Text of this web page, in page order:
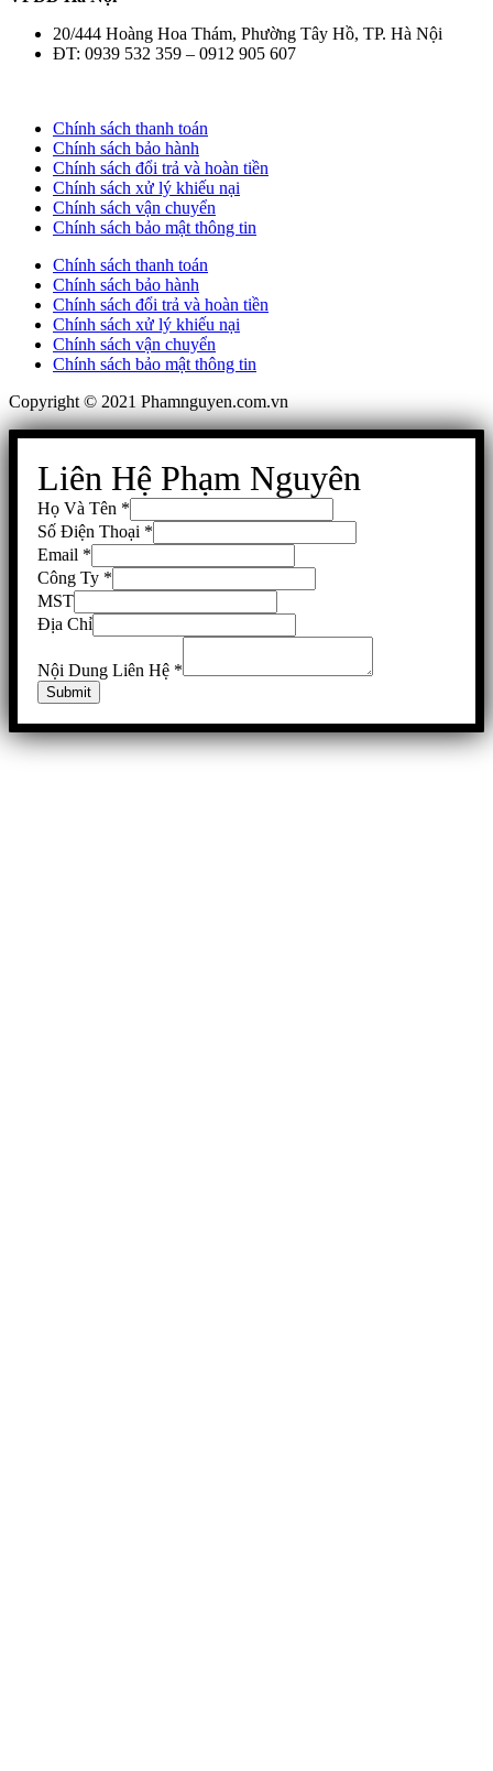
20/444 Hoàng Hoa Thám, Phường Tây Hồ, TP. Hà Nội
ĐT: 0939 532 359 – 0912 905 607
Chính sách thanh toán
Chính sách bảo hành
Chính sách đổi trả và hoàn tiền
Chính sách xử lý khiếu nại
Chính sách vận chuyển
Chính sách bảo mật thông tin
Chính sách thanh toán
Chính sách bảo hành
Chính sách đổi trả và hoàn tiền
Chính sách xử lý khiếu nại
Chính sách vận chuyển
Chính sách bảo mật thông tin
Copyright © 2021 Phamnguyen.com.vn
Liên Hệ Phạm Nguyên
Họ Và Tên *
Số Điện Thoại *
Email *
Công Ty *
MST
Địa Chỉ
Nội Dung Liên Hệ *
Submit